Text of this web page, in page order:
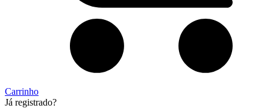
Carrinho
Já registrado?